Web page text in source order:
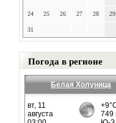
24 25 26 27 28 29
31
Погода в регионе
Белая Холуница